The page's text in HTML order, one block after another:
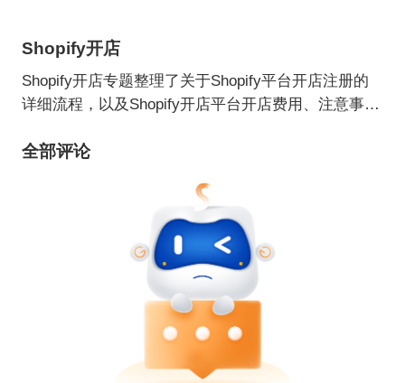
Shopify开店
Shopify开店专题整理了关于Shopify平台开店注册的
详细流程，以及Shopify开店平台开店费用、注意事项
了解Shopify开店相关问题。
全部评论